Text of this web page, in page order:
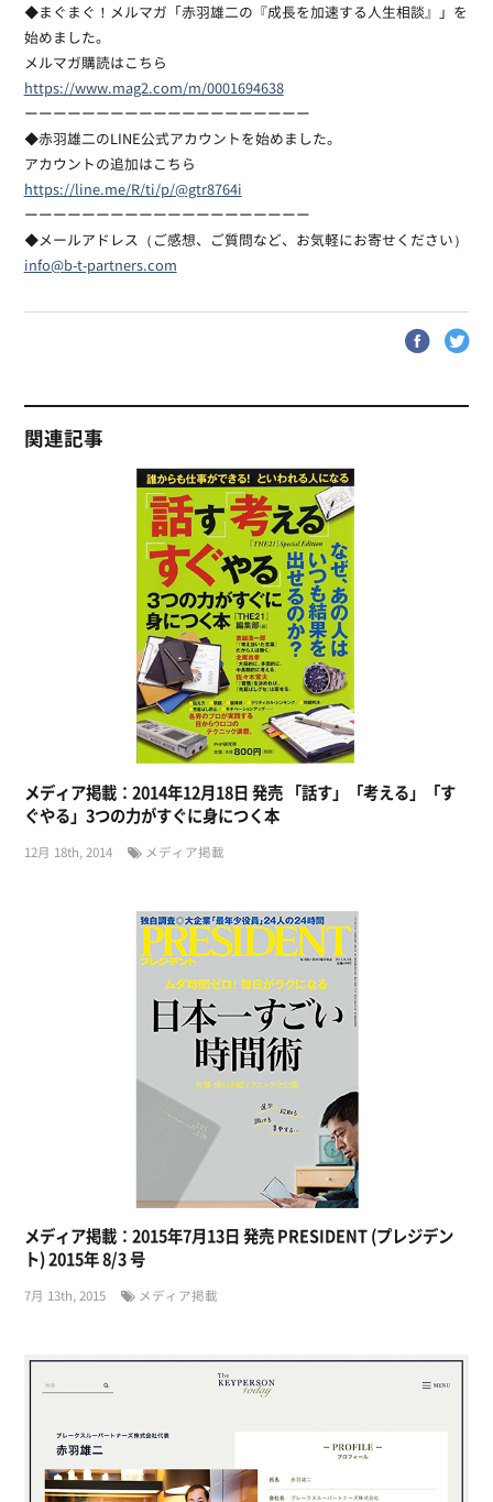
◆まぐまぐ！メルマガ「赤羽雄二の『成長を加速する人生相談』」を
始めました。
メルマガ購読はこちら
https://www.mag2.com/m/0001694638
ーーーーーーーーーーーーーーーーーーーー
◆赤羽雄二のLINE公式アカウントを始めました。
アカウントの追加はこちら
https://line.me/R/ti/p/@gtr8764i
ーーーーーーーーーーーーーーーーーーーー
◆メールアドレス（ご感想、ご質問など、お気軽にお寄せください）
info@b-t-partners.com
関連記事
メディア掲載：2014年12月18日 発売 「話す」「考える」「す
ぐやる」3つの力がすぐに身につく本
12月 18th, 2014 メディア掲載
メディア掲載：2015年7月13日 発売 PRESIDENT (プレジデン
ト) 2015年 8/3 号
7月 13th, 2015 メディア掲載